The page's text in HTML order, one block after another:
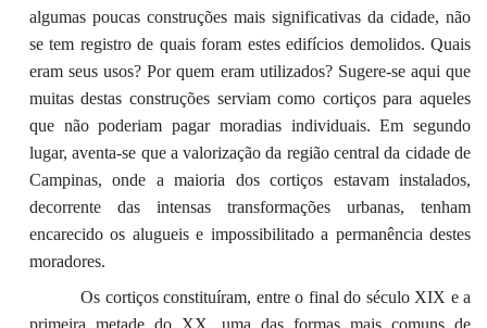
algumas poucas construções mais significativas da cidade, não
se tem registro de quais foram estes edifícios demolidos. Quais
eram seus usos? Por quem eram utilizados? Sugere-se aqui que
muitas destas construções serviam como cortiços para aqueles
que não poderiam pagar moradias individuais. Em segundo
lugar, aventa-se que a valorização da região central da cidade de
Campinas, onde a maioria dos cortiços estavam instalados,
decorrente das intensas transformações urbanas, tenham
encarecido os alugueis e impossibilitado a permanência destes
moradores.
Os cortiços constituíram, entre o final do século XIX e a
primeira metade do XX, uma das formas mais comuns de